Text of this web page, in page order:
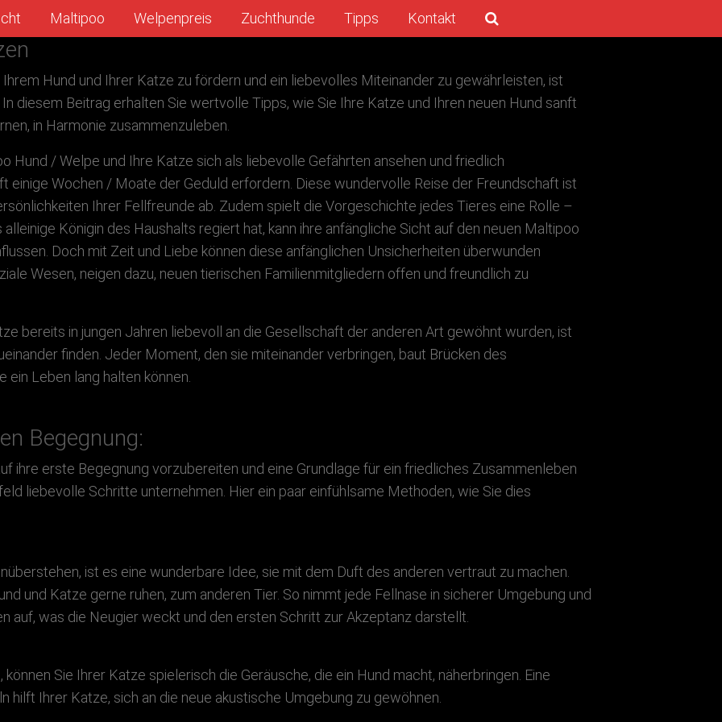
Maltipoo Welpenpreis Zuchthunde Tipps Kontakt
Hund und Ihrer Katze zu fördern und ein liebevolles Miteinander zu gewährleisten, ist
diesem Beitrag erhalten Sie wertvolle Tipps, wie Sie Ihre Katze und Ihren neuen Hund sanft
in Harmonie zusammenzuleben.
Hund / Welpe und Ihre Katze sich als liebevolle Gefährten ansehen und friedlich
einige Wochen / Moate der Geduld erfordern. Diese wundervolle Reise der Freundschaft ist
Ihrer Fellfreunde ab. Zudem spielt die Vorgeschichte jedes Tieres eine Rolle –
Königin des Haushalts regiert hat, kann ihre anfängliche Sicht auf den neuen Maltipoo
Doch mit Zeit und Liebe können diese anfänglichen Unsicherheiten überwunden
Wesen, neigen dazu, neuen tierischen Familienmitgliedern offen und freundlich zu
bereits in jungen Jahren liebevoll an die Gesellschaft der anderen Art gewöhnt wurden, ist
finden. Jeder Moment, den sie miteinander verbringen, baut Brücken des
ein Leben lang halten können.
Begegnung:
ihre erste Begegnung vorzubereiten und eine Grundlage für ein friedliches Zusammenleben
liebevolle Schritte unternehmen. Hier ein paar einfühlsame Methoden, wie Sie dies
ist es eine wunderbare Idee, sie mit dem Duft des anderen vertraut zu machen.
und Katze gerne ruhen, zum anderen Tier. So nimmt jede Fellnase in sicherer Umgebung und
auf, was die Neugier weckt und den ersten Schritt zur Akzeptanz darstellt.
Sie Ihrer Katze spielerisch die Geräusche, die ein Hund macht, näherbringen. Eine
hilft Ihrer Katze, sich an die neue akustische Umgebung zu gewöhnen.